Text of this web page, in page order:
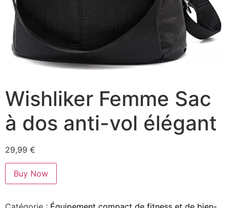
Wishliker Femme Sac
à dos anti-vol élégant
29,99 €
Buy Now